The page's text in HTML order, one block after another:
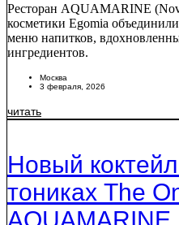
Ресторан AQUAMARINE
косметики Egomia
меню напитков,
ингредиентов.
Москва
3 февраля, 2026
читать
Новый
тониках The
AQUAMARINE